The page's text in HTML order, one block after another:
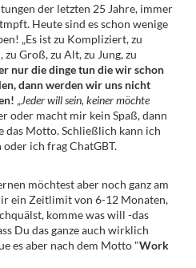
der letzten 25 Jahre, immer
Heute sind es schon wenige
„Es ist zu Kompliziert, zu
Groß, zu Alt, zu Jung, zu
nur die dinge tun die wir schon
dann werden wir uns nicht
„Jeder will sein, keiner möchte
oder macht mir kein Spaß, dann
das Motto. Schließlich kann ich
oder ich frag ChatGBT.
möchtest aber noch ganz am
ein Zeitlimit von 6-12 Monaten,
komme was will -das
Du das ganze auch wirklich
es aber nach dem Motto "Work